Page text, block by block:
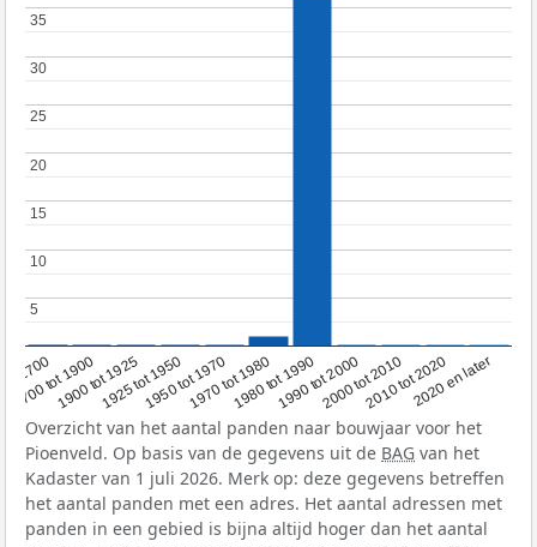
1700
1700 tot 1900
1900 tot 19251925 tot 19501950 tot 19701970 tot 19801980 tot 19901990 tot 20002000 tot 20102010 tot 20202020 en later
5
5
10
10
15
15
20
20
25
25
30
30
35
35
Overzicht van het aantal panden naar bouwjaar voor het
Pioenveld. Op basis van de gegevens uit de BAG van het
Kadaster van 1 juli 2026. Merk op: deze gegevens betreffen
het aantal panden met een adres. Het aantal adressen met
panden in een gebied is bijna altijd hoger dan het aantal